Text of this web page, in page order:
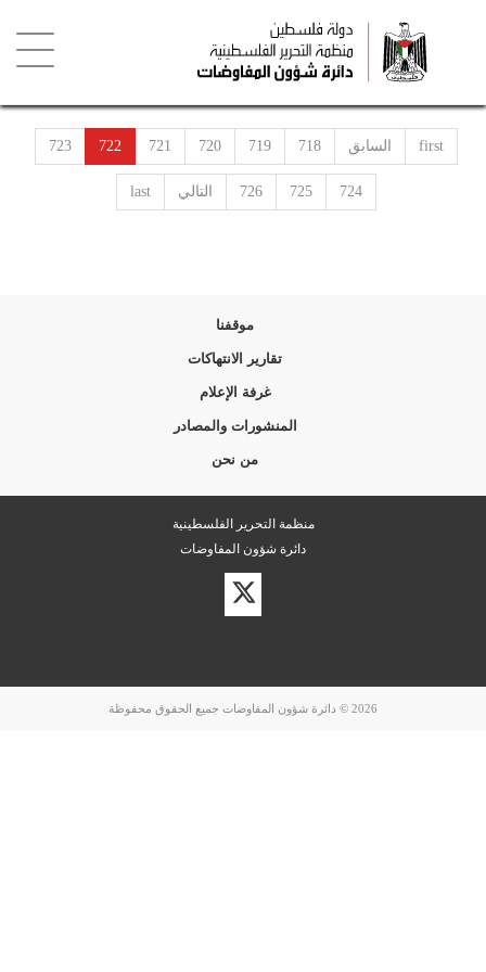
first السابق 718
719
720
721
722
723
724
725
726 التالي last
موقفنا
تقارير الانتهاكات
غرفة الإعلام
المنشورات والمصادر
من نحن
منظمة التحرير الفلسطينية
دائرة شؤون المفاوضات
زيارة
حسابنا
على
2026 © دائرة شؤون المفاوضات جميع الحقوق محفوظة